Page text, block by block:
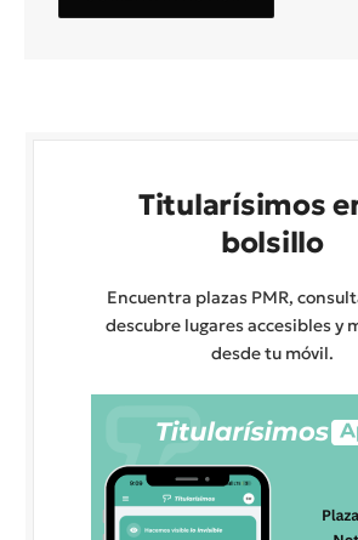
Titularísimos
bolsillo
Encuentra plazas PMR,
descubre lugares accesibles y
desde tu móvil.